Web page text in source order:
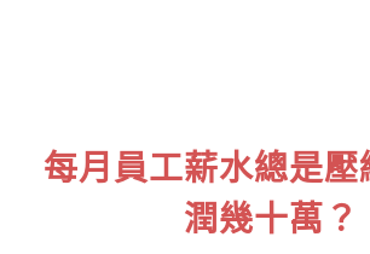
每月員工薪水總是壓
潤幾十萬？